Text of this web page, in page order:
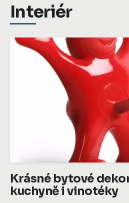
Interiér
Krásné bytové
kuchyně i vinotéky